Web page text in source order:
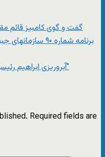
گفت و گوی کامبیز قائم
برنامه شماره ۹۰
آبروریزی ابراهیم رئیسی در جمع "نخبگان علمی"
Required fields are